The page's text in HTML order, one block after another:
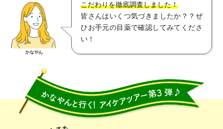
∟ 美容サプリメント
医薬品・目薬
お悩み・用途から探す
ブランドから探す
ご利用ガイド
特定商取引に関する法律に基づく表記
ご利用環境
サイトマップ
こだわりを徹底調査しました！
皆さんはいくつ気づきましたか？？ぜ
ひお手元の目薬で確認してみてくださ
い！